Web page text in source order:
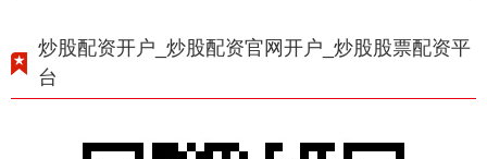
炒股配资开户_炒股配资官网开户_炒股股票配资平
台